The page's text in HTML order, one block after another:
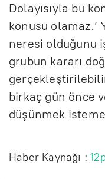
Dolayısıyla bu
konusu olamaz.’
neresi olduğunu
grubun kararı
birkaç gün önce
düşünmek
Haber Kaynağı :